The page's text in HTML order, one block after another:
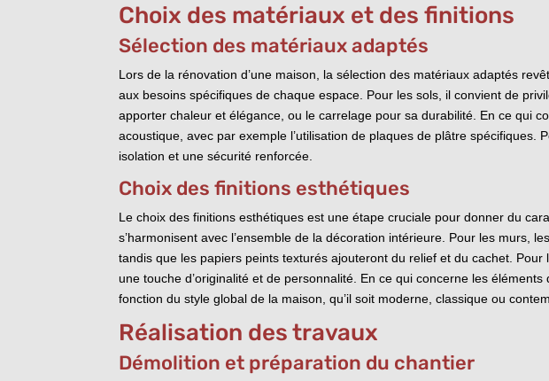
Choix des matériaux et des finitions
Sélection des matériaux adaptés
Lors de la rénovation d’une maison, la sélection des matériaux adaptés
aux besoins spécifiques de chaque espace. Pour les sols, il convient de
apporter chaleur et élégance, ou le carrelage pour sa durabilité. En ce qui
acoustique, avec par exemple l’utilisation de plaques de plâtre
isolation et une sécurité renforcée.
Choix des finitions esthétiques
Le choix des finitions esthétiques est une étape cruciale pour donner du
s’harmonisent avec l’ensemble de la décoration intérieure. Pour les murs,
tandis que les papiers peints texturés ajouteront du relief et du cachet.
une touche d’originalité et de personnalité. En ce qui concerne les
fonction du style global de la maison, qu’il soit moderne, classique ou
Réalisation des travaux
Démolition et préparation du chantier